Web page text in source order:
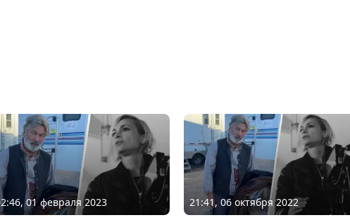
01 февраля 2023 21:41, 06 октября 2022